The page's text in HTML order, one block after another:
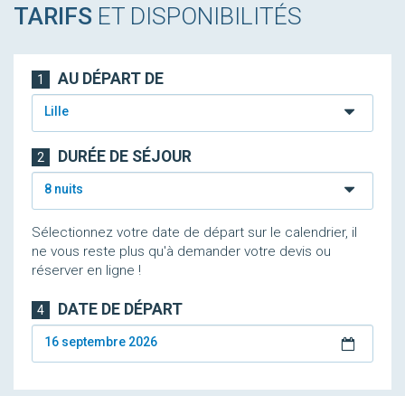
TARIFS ET DISPONIBILITÉS
1 AU DÉPART DE
Lille
2 DURÉE DE SÉJOUR
8 nuits
Sélectionnez votre date de départ sur le calendrier, il
ne vous reste plus qu'à demander votre devis ou
réserver en ligne !
4 DATE DE DÉPART
16 septembre 2026